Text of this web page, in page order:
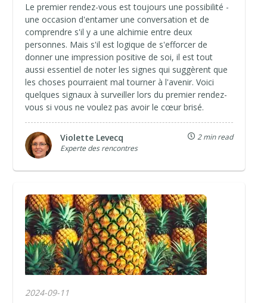
Le premier rendez-vous est toujours une possibilité -
une occasion d'entamer une conversation et de
comprendre s'il y a une alchimie entre deux
personnes. Mais s'il est logique de s'efforcer de
donner une impression positive de soi, il est tout
aussi essentiel de noter les signes qui suggèrent que
les choses pourraient mal tourner à l'avenir. Voici
quelques signaux à surveiller lors du premier rendez-
vous si vous ne voulez pas avoir le cœur brisé.
Violette Levecq
Experte des rencontres
2 min read
2024-09-11